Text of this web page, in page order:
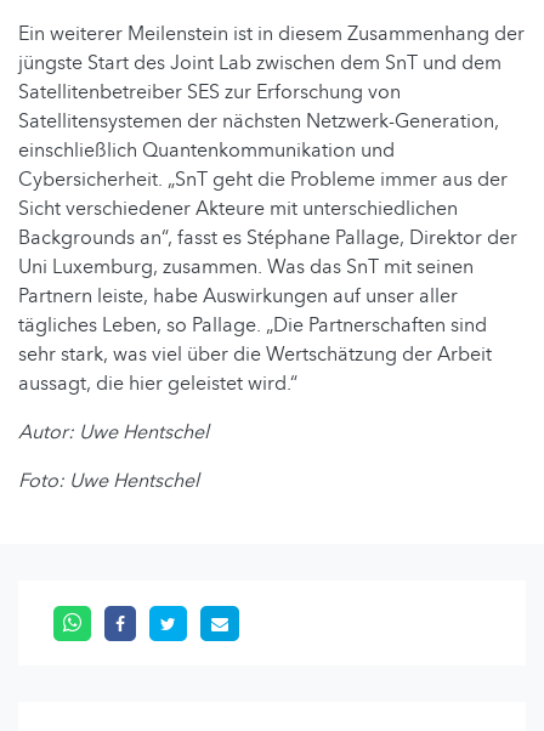
Ein weiterer Meilenstein ist in diesem Zusammenhang der
jüngste Start des Joint Lab zwischen dem SnT und dem
Satellitenbetreiber SES zur Erforschung von
Satellitensystemen der nächsten Netzwerk-Generation,
einschließlich Quantenkommunikation und
Cybersicherheit. „SnT geht die Probleme immer aus der
Sicht verschiedener Akteure mit unterschiedlichen
Backgrounds an“, fasst es Stéphane Pallage, Direktor der
Uni Luxemburg, zusammen. Was das SnT mit seinen
Partnern leiste, habe Auswirkungen auf unser aller
tägliches Leben, so Pallage. „Die Partnerschaften sind
sehr stark, was viel über die Wertschätzung der Arbeit
aussagt, die hier geleistet wird.“
Autor: Uwe Hentschel
Foto: Uwe Hentschel